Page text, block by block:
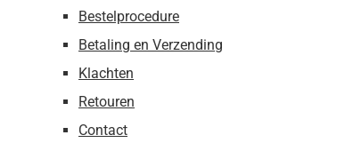
Bestelprocedure
Betaling en Verzending
Klachten
Retouren
Contact